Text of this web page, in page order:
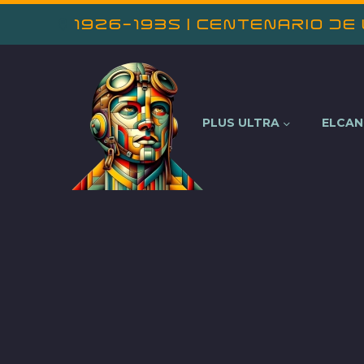
1926-1935 | Centenario
PLUS ULTRA